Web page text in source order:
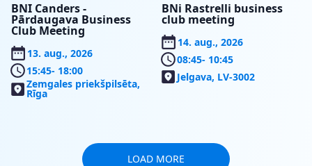
BNI Canders -
Pārdaugava Business
Club Meeting
13. aug., 2026
15:45- 18:00
Zemgales priekšpilsēta,
Rīga
BNi Rastrelli business
club meeting
14. aug., 2026
08:45- 10:45
Jelgava, LV-3002
LOAD MORE